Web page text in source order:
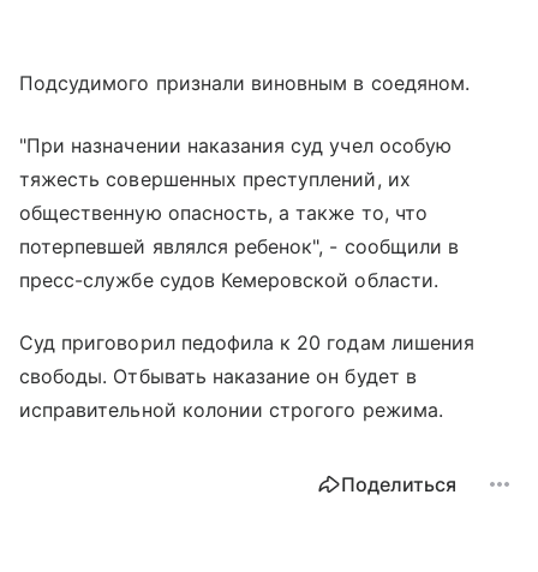
Подсудимого признали виновным в соедяном.
"При назначении наказания суд учел особую
тяжесть совершенных преступлений, их
общественную опасность, а также то, что
потерпевшей являлся ребенок", - сообщили в
пресс-службе судов Кемеровской области.
Суд приговорил педофила к 20 годам лишения
свободы. Отбывать наказание он будет в
исправительной колонии строгого режима.
Поделиться